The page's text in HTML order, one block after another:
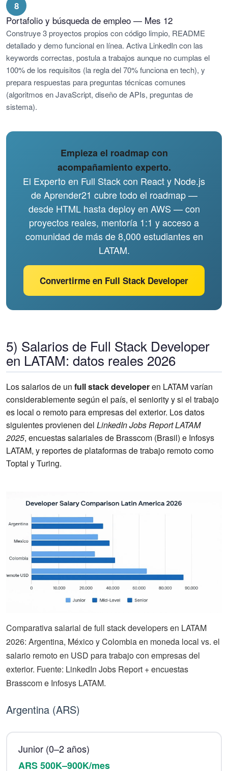
8
Portafolio y búsqueda de empleo — Mes 12
Construye 3 proyectos propios con código limpio, README
detallado y demo funcional en línea. Activa LinkedIn con las
keywords correctas, postula a trabajos aunque no cumplas el
100% de los requisitos (la regla del 70% funciona en tech), y
prepara respuestas para preguntas técnicas comunes
(algoritmos en JavaScript, diseño de APIs, preguntas de
sistema).
Empieza el roadmap con
acompañamiento experto.
El Experto en Full Stack con React y Node.js
de Aprender21 cubre todo el roadmap —
desde HTML hasta deploy en AWS — con
proyectos reales, mentoría 1:1 y acceso a
comunidad de más de 8,000 estudiantes en
LATAM.
Convertirme en Full Stack Developer
5) Salarios de Full Stack Developer
en LATAM: datos reales 2026
Los salarios de un full stack developeren LATAM varían
considerablemente según el país, el seniority y si el trabajo
es local o remoto para empresas del exterior. Los datos
siguientes provienen del LinkedIn Jobs Report LATAM
2025, encuestas salariales de Brasscom (Brasil) e Infosys
LATAM, y reportes de plataformas de trabajo remoto como
Toptal y Turing.
Comparativa salarial de full stack developers en LATAM
2026: Argentina, México y Colombia en moneda local vs. el
salario remoto en USD para trabajo con empresas del
exterior. Fuente: LinkedIn Jobs Report + encuestas
Brasscom e Infosys LATAM.
Argentina (ARS)
Junior (0–2 años)
ARS 500K–900K/mes